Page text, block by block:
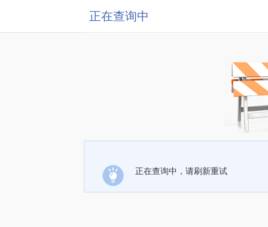
正在查询中
正在查询中，请刷新重试